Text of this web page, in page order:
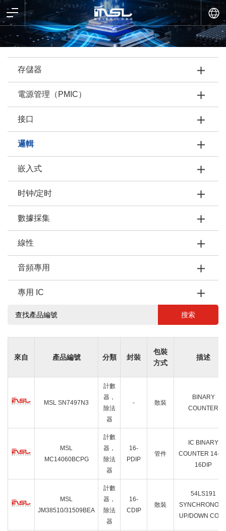
存儲器
電源管理（PMIC）
接口
邏輯
嵌入式
时钟/定时
數據採集
線性
音頻專用
專用 IC
搜索
來自 產品編號 分類 封裝
包裝
方式
描述
MSL SN7497N3
計數
器，
除法
器
- 散裝
BINARY
COUNTER
MSL
MC14060BCPG
計數
器，
除法
器
16-
PDIP
管件
IC BINARY
COUNTER 14-
16DIP
MSL
JM38510/31509BEA
計數
器，
除法
器
16-
CDIP
散裝
54LS191
UP/DOWN